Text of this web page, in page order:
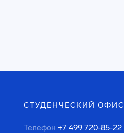
СТУДЕНЧЕСКИЙ ОФИС
Телефон +7 499 720-85-22